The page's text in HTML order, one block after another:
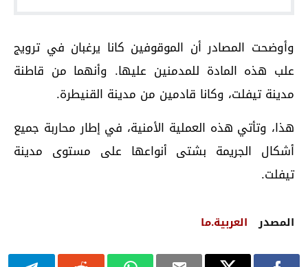
وأوضحت المصادر أن الموقوفين كانا يرغبان في ترويج
علب هذه المادة للمدمنين عليها. وأنهما من قاطنة
مدينة تيفلت، وكانا قادمين من مدينة القنيطرة.
هذا، وتأتي هذه العملية الأمنية، في إطار محاربة جميع
أشكال الجريمة بشتى أنواعها على مستوى مدينة
تيفلت.
المصدر العربية.ما